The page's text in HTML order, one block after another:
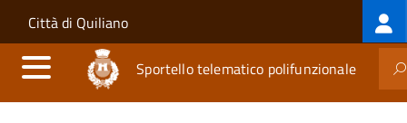
Salta al contenuto principale
Skip to site navigation
Città di Quiliano
Sportello telematico polifunzionale